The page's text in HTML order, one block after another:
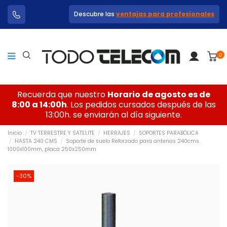
Descubre las ventajas para profesionales
0
Recuerda que nuestro Horario de agosto es de
8:00 a 14:00h. Los pedidos cursados después de las
13:00h. se enviarán al día siguiente.
Inicio TV TERRESTRE Y SATELITE HERRAJES
SOPORTES PARABÓLICA
HASTA 240 CMS
Soporte de suelo Reforzado para antenas 240cms.
1000x100mm, placa 250x250mm
-30%